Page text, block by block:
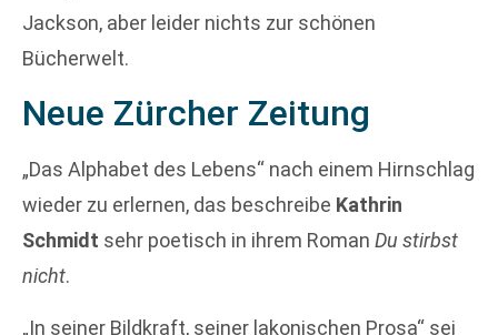
Jackson, aber leider nichts zur schönen
Bücherwelt.
Neue Zürcher Zeitung
„Das Alphabet des Lebens“ nach einem Hirnschlag
wieder zu erlernen, das beschreibe Kathrin
Schmidt sehr poetisch in ihrem Roman Du stirbst
nicht.
„In seiner Bildkraft, seiner lakonischen Prosa“ sei